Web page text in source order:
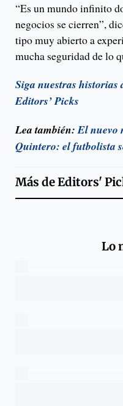
“Es un mundo infinito
negocios se cierren”,
tipo muy abierto a
mucha seguridad de lo
Siga nuestras historias
Editors’ Picks
Lea también:El nuevo
Quintero: el futbolista
Más deEditors'
Lo